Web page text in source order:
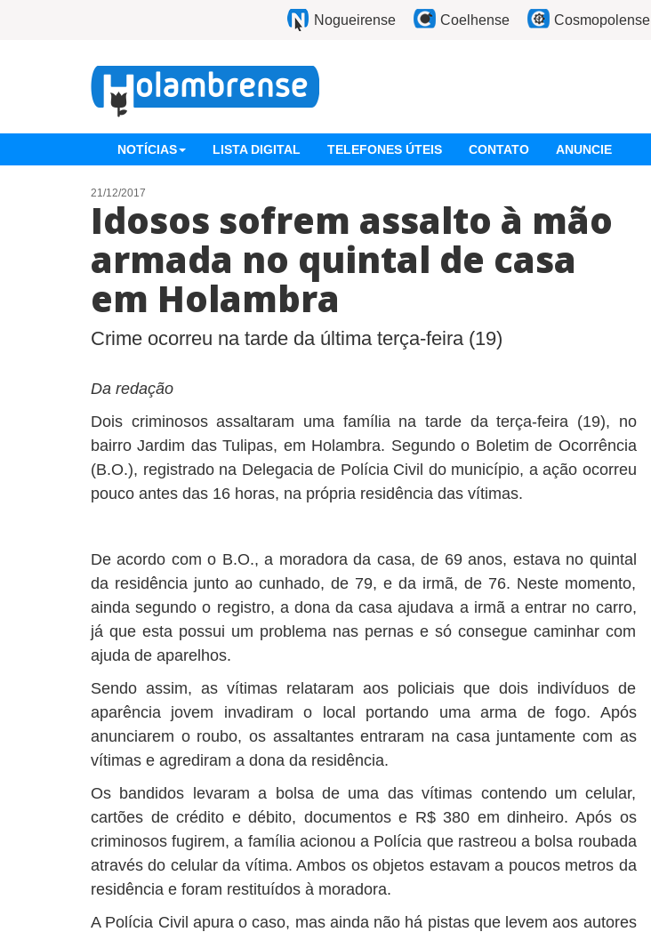
Nogueirense Coelhense Cosmopolense
NOTÍCIAS LISTA DIGITAL TELEFONES ÚTEIS CONTATO ANUNCIE
21/12/2017
Idosos sofrem assalto à mão
armada no quintal de casa
em Holambra
Crime ocorreu na tarde da última terça-feira (19)
Da redação
Dois criminosos assaltaram uma família na tarde da terça-feira (19), no
bairro Jardim das Tulipas, em Holambra. Segundo o Boletim de Ocorrência
(B.O.), registrado na Delegacia de Polícia Civil do município, a ação ocorreu
pouco antes das 16 horas, na própria residência das vítimas.
De acordo com o B.O., a moradora da casa, de 69 anos, estava no quintal
da residência junto ao cunhado, de 79, e da irmã, de 76. Neste momento,
ainda segundo o registro, a dona da casa ajudava a irmã a entrar no carro,
já que esta possui um problema nas pernas e só consegue caminhar com
ajuda de aparelhos.
Sendo assim, as vítimas relataram aos policiais que dois indivíduos de
aparência jovem invadiram o local portando uma arma de fogo. Após
anunciarem o roubo, os assaltantes entraram na casa juntamente com as
vítimas e agrediram a dona da residência.
Os bandidos levaram a bolsa de uma das vítimas contendo um celular,
cartões de crédito e débito, documentos e R$ 380 em dinheiro. Após os
criminosos fugirem, a família acionou a Polícia que rastreou a bolsa roubada
através do celular da vítima. Ambos os objetos estavam a poucos metros da
residência e foram restituídos à moradora.
A Polícia Civil apura o caso, mas ainda não há pistas que levem aos autores